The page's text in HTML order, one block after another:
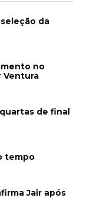
da
no
Ventura
de final
tempo
Jair após